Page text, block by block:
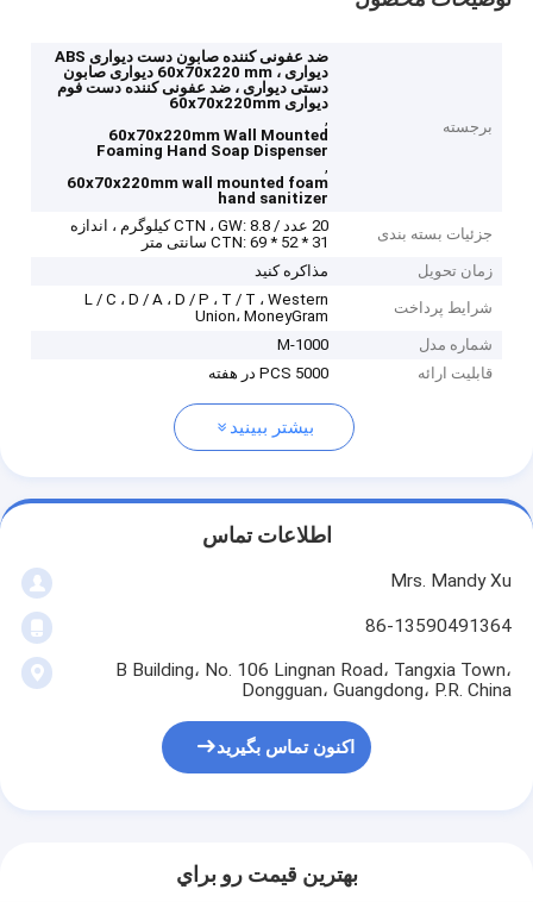
برجسته
ضد عفونی کننده صابون دست دیواری ABS
دیواری ، 60x70x220 mm دیواری صابون
دستی دیواری ، ضد عفونی کننده دست فوم
دیواری 60x70x220mm
,
60x70x220mm Wall Mounted
Foaming Hand Soap Dispenser
,
60x70x220mm wall mounted foam
hand sanitizer
جزئیات بسته بندی
20 عدد / CTN ، GW: 8.8 کیلوگرم ، اندازه
CTN: 69 * 52 * 31 سانتی متر
زمان تحویل
مذاکره کنید
شرایط پرداخت
L / C ، D / A ، D / P ، T / T ، Western
Union، MoneyGram
شماره مدل
M-1000
قابلیت ارائه
5000 PCS در هفته
بیشتر ببینید
اطلاعات تماس
Mrs. Mandy Xu
86-13590491364
B Building، No. 106 Lingnan Road، Tangxia Town،
Dongguan، Guangdong، P.R. China
اکنون تماس بگیرید
بهترين قيمت رو براي